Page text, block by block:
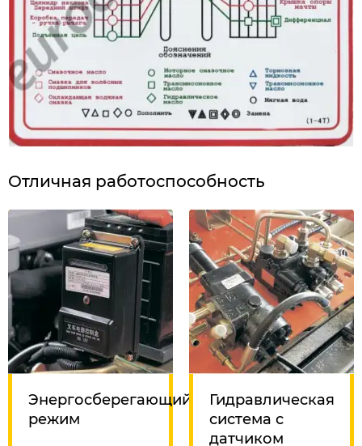
Отличная работоспособность
Энергосберегающий
режим
Гидравлическая
система с
датчиком